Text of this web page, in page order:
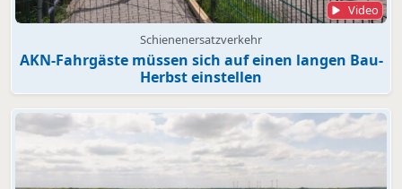
Video
Schienenersatzverkehr
AKN-Fahrgäste müssen sich auf einen langen Bau-
Herbst einstellen